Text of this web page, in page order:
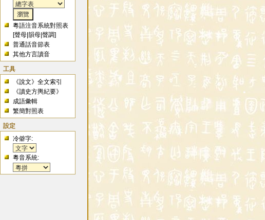
粵語注音系統對照表
[聲母 |韻母 |聲調]
普通話音節表
其他方言讀音
工具
《說文》全文索引
《讀史方輿紀要》
成語彙輯
繁簡對照表
設定
冷僻字:
粵音系統: